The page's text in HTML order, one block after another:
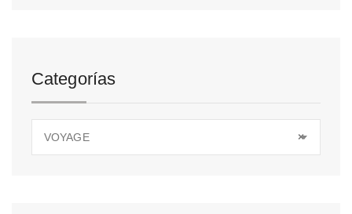
Categorías
×
VOYAGE